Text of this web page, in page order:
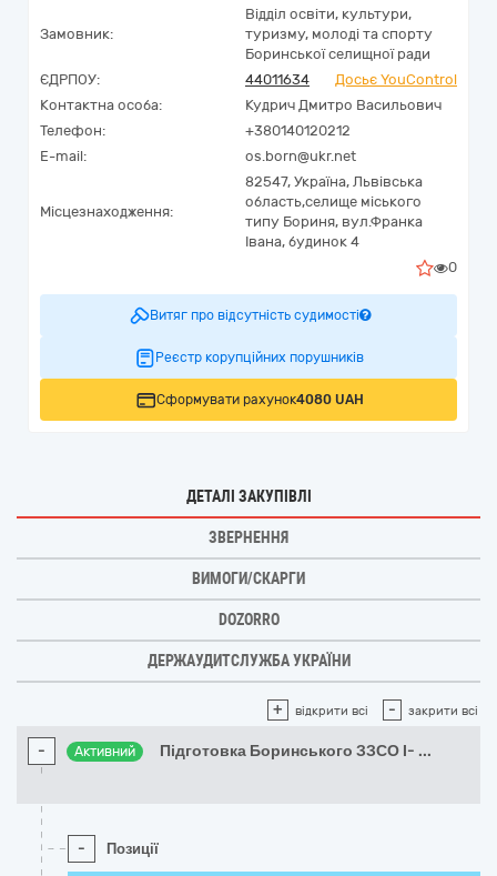
Замовник:
Відділ освіти, культури,
туризму, молоді та спорту
Боринської селищної ради
ЄДРПОУ:
44011634
Досьє YouControl
Контактна особа:
Кудрич Дмитро Васильович
Телефон:
+380140120212
E-mail:
os.born@ukr.net
Місцезнаходження:
82547, Україна, Львівська
область,селище міського
типу Бориня, вул.Франка
Івана, будинок 4
0
Витяг про відсутність судимості
Реєстр корупційних порушників
Сформувати рахунок4080 UAH
ДЕТАЛІ ЗАКУПІВЛІ
ЗВЕРНЕННЯ
ВИМОГИ/СКАРГИ
DOZORRO
ДЕРЖАУДИТСЛУЖБА УКРАЇНИ
+ відкрити всі - закрити всі
- Активний Підготовка Боринського ЗЗСО І- ...
- Позиції